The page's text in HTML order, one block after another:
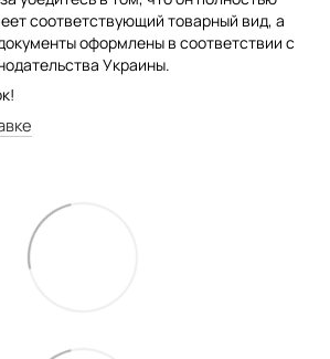
соответствующий товарный вид, а
оформлены в соответствии с
Украины.